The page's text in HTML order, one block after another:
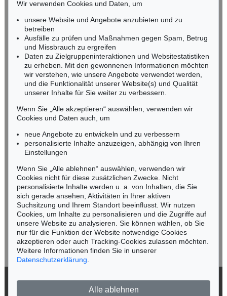
Miriam Heß
Tel.: +49 (0)62 21 58 80-038
Fax: +49 (0)62 21 58 80-595
infoheidelberg@kettererkunst.de
NORDDEUTSCHLAND
Nico Kassel, M.A.
Mobil: +49 (0)171 8618661
n.kassel@kettererkunst.de
Keine Auktion mehr verpassen!
Wir informieren Sie rechtzeitig.
Jetzt zum Newsletter anmelden >
Wir verwenden Cookies und Daten, um
unsere Website und Angebote anzubieten und zu
betreiben
Ausfälle zu prüfen und Maßnahmen gegen Spam, Betrug
und Missbrauch zu ergreifen
Daten zu Zielgruppeninteraktionen und Websitestatistiken
zu erheben. Mit den gewonnenen Informationen möchten
wir verstehen, wie unsere Angebote verwendet werden,
und die Funktionalität unserer Website(s) und Qualität
unserer Inhalte für Sie weiter zu verbessern.
Wenn Sie „Alle akzeptieren“ auswählen, verwenden wir
Cookies und Daten auch, um
neue Angebote zu entwickeln und zu verbessern
personalisierte Inhalte anzuzeigen, abhängig von Ihren
Einstellungen
Wenn Sie „Alle ablehnen“ auswählen, verwenden wir
Cookies nicht für diese zusätzlichen Zwecke. Nicht
personalisierte Inhalte werden u. a. von Inhalten, die Sie
sich gerade ansehen, Aktivitäten in Ihrer aktiven
Suchsitzung und Ihrem Standort beeinflusst. Wir nutzen
Cookies, um Inhalte zu personalisieren und die Zugriffe auf
unsere Website zu analysieren. Sie können wählen, ob Sie
nur für die Funktion der Website notwendige Cookies
akzeptieren oder auch Tracking-Cookies zulassen möchten.
Weitere Informationen finden Sie in unserer
Datenschutzerklärung
Alle ablehnen